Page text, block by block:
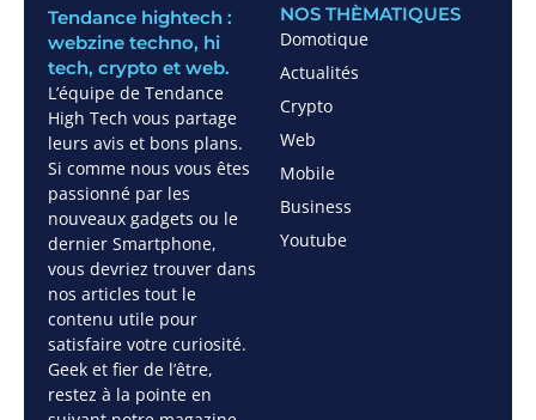
Tendance hightech :
webzine techno, hi
tech, crypto et web.
L’équipe de Tendance
High Tech vous partage
leurs avis et bons plans.
Si comme nous vous êtes
passionné par les
nouveaux gadgets ou le
dernier Smartphone,
vous devriez trouver dans
nos articles tout le
contenu utile pour
satisfaire votre curiosité.
Geek et fier de l’être,
restez à la pointe en
NOS THÈMATIQUES
Domotique
Actualités
Crypto
Web
Mobile
Business
Youtube